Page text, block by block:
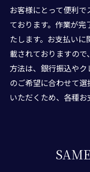
お客様にとって便利
ております。作業が
たします。お支払い
載されておりますの
方法は、銀行振込や
のご希望に合わせて
いただくため、各種お